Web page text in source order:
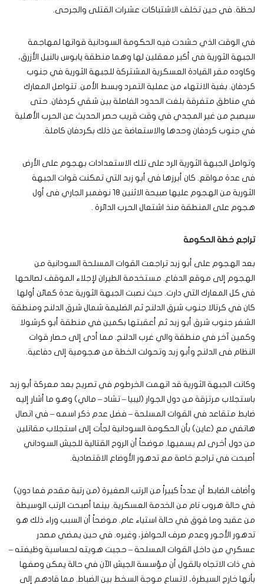
لحظة. في حين تخلف الاشتباكات عشرات القتلى والجرحى.
في الوقت الذي حشدت فيه الحكومة السودانية قواتها لمهاجمة
الجبهة الثورية في أكبر معقلين لها وهما منطقة يابوس بالنيل الأزرق،
وكاوده مقر القيادة العسكرية المشتركة للجبهة الثورية في جنوب
كردفان. بغية الانتهاء من عملية التمرد وبسط الأمن. تتواصل المعارك
في مناطق متفرقة بلغت الحدود الفاصلة بين شقي كردفان. حتى
سيصبح من غير المجدي في وقت قريب حصر الحديث عن الحرب الأهلية
في جنوب كردفان وحدها والاستعاضة عن ذلك بكردفان كاملة.
وتواصل الجبهة الثورية الرد على تلك الاستعدادات بهجوم على الأرض
فى عدة مواقع. كان أبرزها في أبو زبد التي تمكنت قوات الجبهة
الثورية من الهجوم عليها صبيحة الاثنين 18 نوفمبر الجاري فى أول
هجوم على المنطقة منذ اشتعال الحرب الدائرة .
تراجع خطة الحكومة
بعد الهجوم على أبو زبد تراجعت القوات المسلحة السودانية من
الهجوم إلى موقع الدفاع. مستخدمة الطيران لإجلاء الموقف لصالحها
في كل المعارك التي دارت. حيث نصبت الجبهة الثورية عدة كمائن أولها
كان في كرتالا جنوب شرق الدلنج ثم الضليمة شمال شرق الدلنج ومنطقة
الشفر جنوب شرق أبو زبد ثم أعقبتها بكمين في منطقة أبو كرشولا
وكمين آخر في منطقة والي غرب الدلنج. مما أدى إلى حصار قوات
النظام فى الدلنج وأبو زبد وتحولت الخطة من هجومية إلى دفاعية.
وكانت الجبهة الثورية قد اتهمت الخرطوم في تصريح بعد معركة أبو زبد
باستجلاب مرتزقة من دول الجوار (ليبيا – تشاد – مالي) وهو ما أشار إليه
ضابط متقاعد في القوات المسلحة – فضل عدم ذكر اسمه – في اتصال
هاتفي مع (عاين) بأن الحكومة السودانية لجأت إلى استجلاب مقاتلين
من دول أخرى لم يسميها. موضحاً أن الروح القتالية للجيش السوداني
أصبحت في تراجع خاصة مع تدهور الأوضاع الاقتصادية.
وأضاف الضابط أن عدداً كبيراً من الرتب الصغيرة (من رتبة مقدم فما دون)
في حالة هروب تام من الخدمة العسكرية. بينما أصبحت الرتب الوسيطة
من عقيد وما فوق في حالة استياء عام. موضحاً أن السبب وراء ذلك هو
تدهور الأجور وعدم صرف الحوافز، وغيره. في حين يمضي مصدر
عسكري من داخل القوات المسلحة – حجبت هويته لحساسية وظيفته –
في ذات الاتجاه بالقول أن مؤسسة الجيش الآن في حالة يمكن وصفها
بأنها خارج السيطرة، لاتساع موجة السخط بين الضباط. مما قادهم إلى